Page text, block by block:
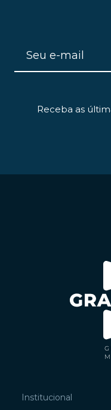
Receba as
Institucional